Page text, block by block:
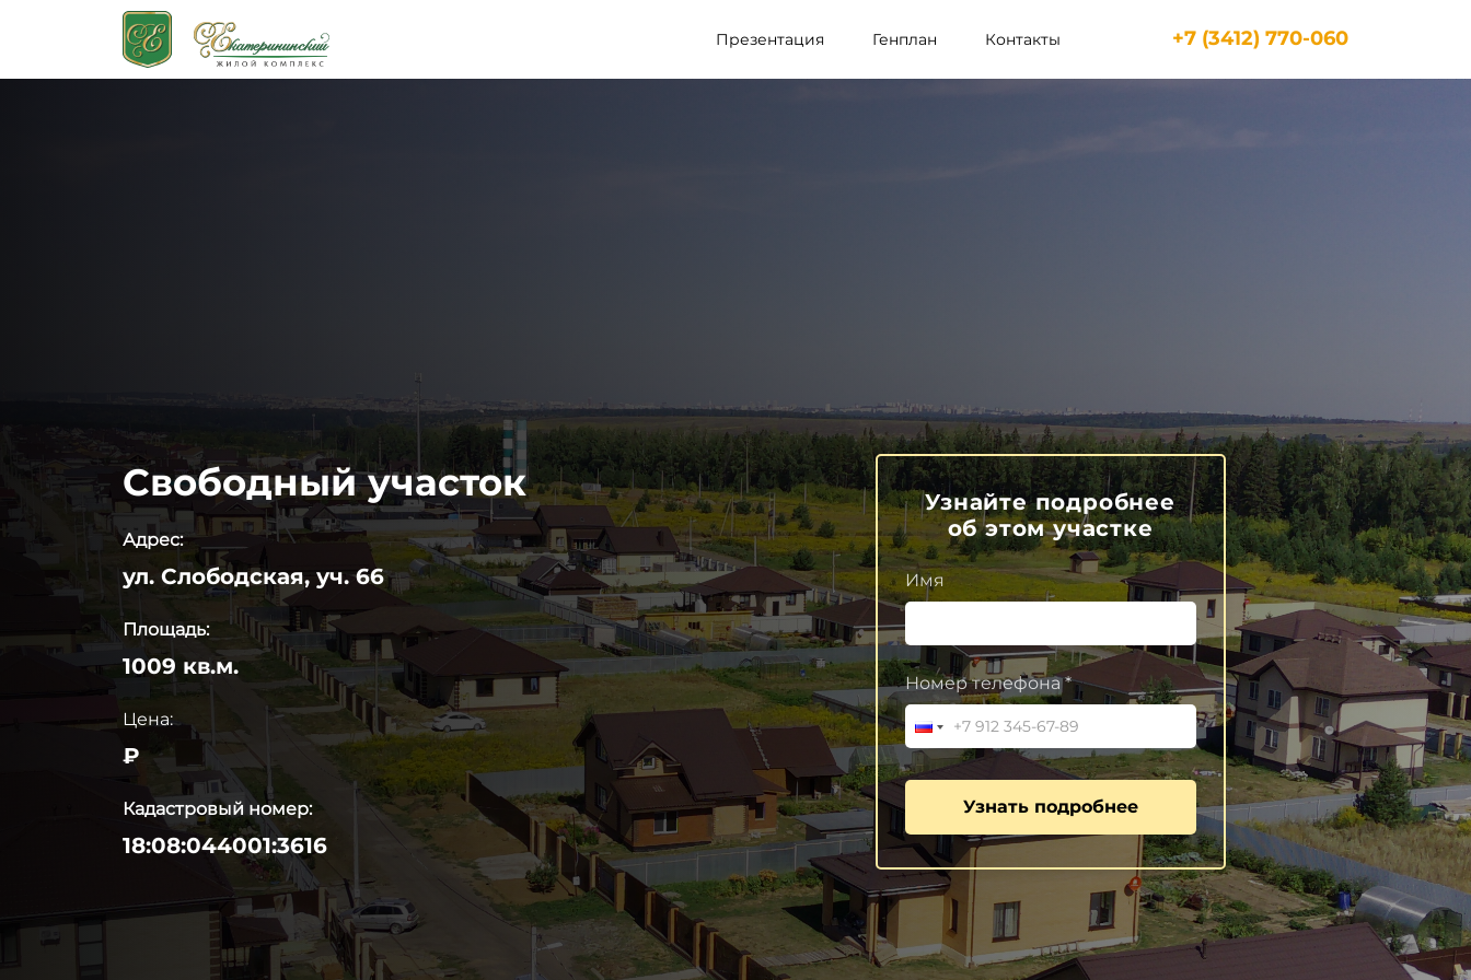
Презентация Генплан Контакты +7 (3412) 770-060
Свободный участок
Адрес:
ул. Слободская, уч. 66
Площадь:
1009 кв.м.
Цена:
₽
Кадастровый номер:
18:08:044001:3616
Узнайте подробнее
об этом участке
Имя
Номер телефона *
Узнать подробнее